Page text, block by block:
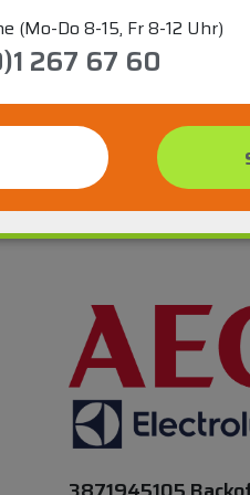
(Mo-Do 8-15, Fr 8-12 Uhr)
267 67 60